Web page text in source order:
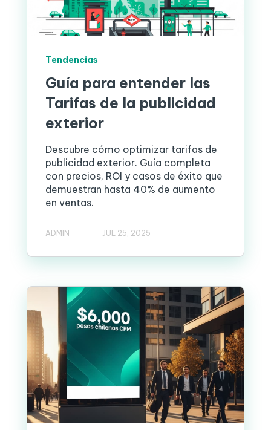
Tendencias
Guía para entender las
Tarifas de la publicidad
exterior
Descubre cómo optimizar tarifas de
publicidad exterior. Guía completa
con precios, ROI y casos de éxito que
demuestran hasta 40% de aumento
en ventas.
ADMIN JUL 25, 2025